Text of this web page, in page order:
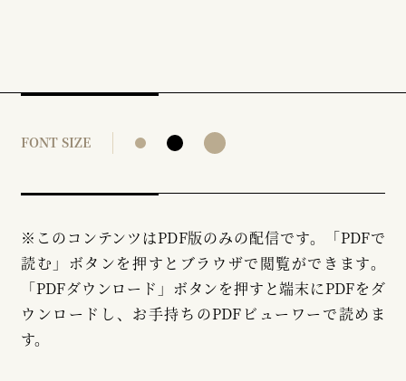
FONT SIZE
※このコンテンツはPDF版のみの配信です。「PDFで
読む」ボタンを押すとブラウザで閲覧ができます。
「PDFダウンロード」ボタンを押すと端末にPDFをダ
ウンロードし、お手持ちのPDFビューワーで読めま
す。